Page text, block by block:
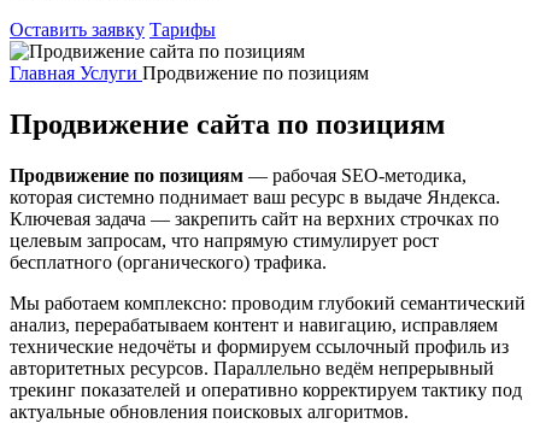
Оставить заявку Тарифы
Главная Услуги Продвижение по позициям
Продвижение сайта по позициям
Продвижение по позициям — рабочая SEO-методика,
которая системно поднимает ваш ресурс в выдаче Яндекса.
Ключевая задача — закрепить сайт на верхних строчках по
целевым запросам, что напрямую стимулирует рост
бесплатного (органического) трафика.
Мы работаем комплексно: проводим глубокий семантический
анализ, перерабатываем контент и навигацию, исправляем
технические недочёты и формируем ссылочный профиль из
авторитетных ресурсов. Параллельно ведём непрерывный
трекинг показателей и оперативно корректируем тактику под
актуальные обновления поисковых алгоритмов.